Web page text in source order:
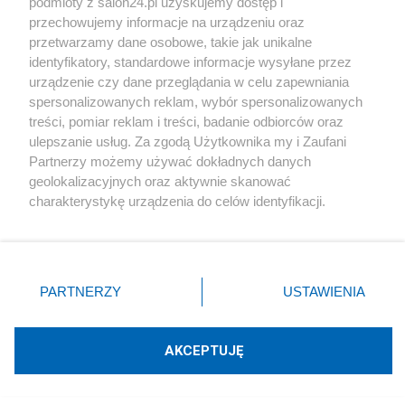
Jak ”Oni"
konsekwentnie realizują
blokowania i paraliżowaniadalszego
konsolidowania się Polski, w drodze do spełnienia
polskiej racji stanu.
Polityka tego obozu polega na
konsekwentnej
dywersji skierowanej przeciwko wszystkiemu, co
mogło by skierować Polskę na suwerenną ścieżkę
Blokują drogę do wykorzystania wszystkich szans
globalnej gospodarki, szans płynących z
aktualnych wyzwań cywilizacyjnych…
przechowujemy informacje na urządzeniu oraz
przetwarzamy dane osobowe, takie jak unikalne
identyfikatory, standardowe informacje wysyłane przez
urządzenie czy dane przeglądania w celu zapewniania
spersonalizowanych reklam, wybór spersonalizowanych
treści, pomiar reklam i treści, badanie odbiorców oraz
ulepszanie usług. Za zgodą Użytkownika my i Zaufani
Partnerzy możemy używać dokładnych danych
geolokalizacyjnych oraz aktywnie skanować
charakterystykę urządzenia do celów identyfikacji.
zmienić/wycofać klikając przycisk ustawień prywatności
znajdujący się w lewym dolnym rogu strony
rodzaje przetwarzania danych nie wymagają zgody
użytkownika, ale masz prawo sprzeciwić się takiemu
PARTNERZY USTAWIENIA
AKCEPTUJĘ